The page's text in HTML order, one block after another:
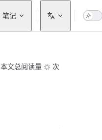
笔记
本文总阅读量 次